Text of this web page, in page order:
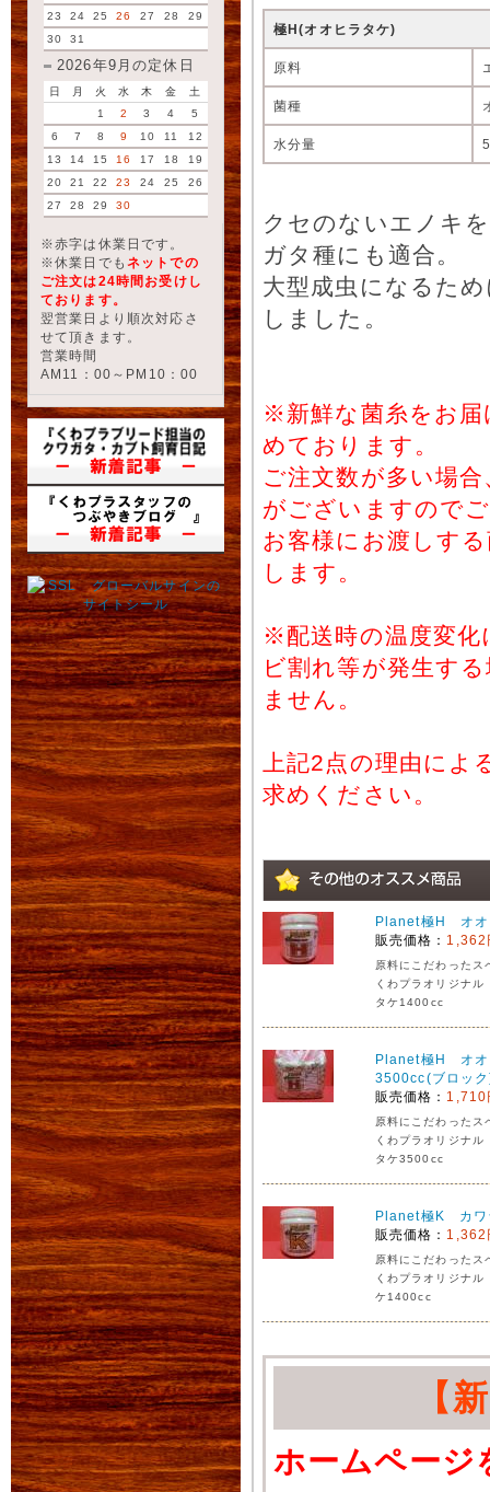
23
24 25 26 27 28
29
30
31
2026年9月の定休日
日 月 火 水 木 金
土
1
2 3 4
5
6
7 8 9 10 11
12
13
14 15 16 17 18
19
20
21 22 23 24 25
26
27
28 29 30
※赤字は休業日です。
※休業日でも ネットでの
ご注文は24時間お受けし
ております。
翌営業日より順次対応さ
せて頂きます。
営業時間
AM11：00～PM10：00
極H(オオヒラタケ)
原料
菌種
水分量
クセのないエノキ
ガタ種にも適合。
大型成虫になるた
しました。
※新鮮な菌糸をお届
めております。
ご注文数が多い場
がございますので
お客様にお渡しす
します。
※配送時の温度変化
ビ割れ等が発生す
ません。
上記2点の理由に
求めください。
Planet極H オオ
販売価格： 1,362
原料にこだわったス
くわプラオリジナ
タケ1400cc
Planet極H オオ
3500cc(ブロッ
販売価格： 1,710
原料にこだわったス
くわプラオリジナ
タケ3500cc
Planet極K カワ
販売価格： 1,362
原料にこだわったス
くわプラオリジナ
ケ1400cc
【
ホームページ